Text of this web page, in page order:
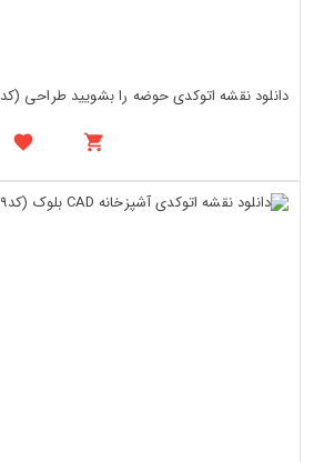
دانلود نقشه اتوکدی حوضه را بشویید طراحی (کد34722)